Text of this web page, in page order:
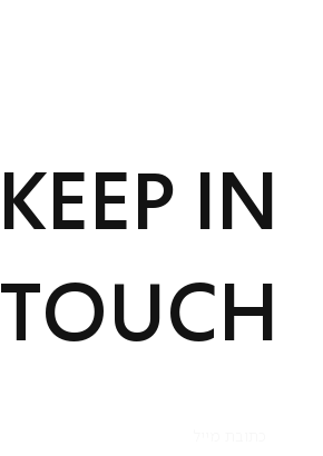
KEEP IN
TOUCH